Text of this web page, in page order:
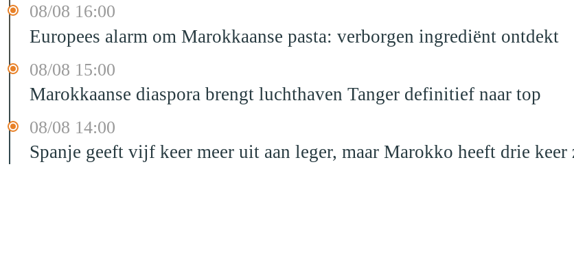
08/08 16:00
Europees alarm om Marokkaanse pasta: verborgen ingrediënt ontdekt
08/08 15:00
Marokkaanse diaspora brengt luchthaven Tanger definitief naar top
08/08 14:00
Spanje geeft vijf keer meer uit aan leger, maar Marokko heeft drie keer